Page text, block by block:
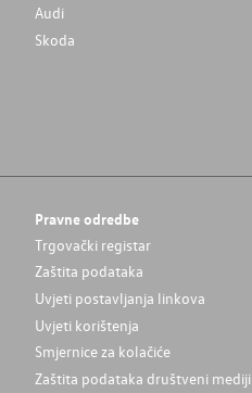
Audi
Skoda
Pravne odredbe
Trgovački registar
Zaštita podataka
Uvjeti postavljanja linkova
Uvjeti korištenja
Smjernice za kolačiće
Zaštita podataka društveni mediji